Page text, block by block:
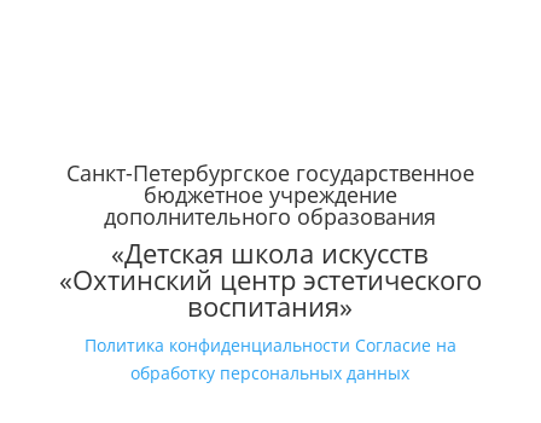
Санкт-Петербургское государственное
бюджетное учреждение
дополнительного образования
«Детская школа искусств
«Охтинский центр эстетического
воспитания»
Политика конфиденциальности Согласие на
обработку персональных данных